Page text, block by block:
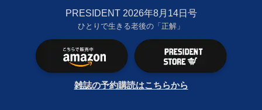
PRESIDENT 2026年8月14日号
ひとりで生きる老後の「正解」
雑誌の予約購読はこちらから